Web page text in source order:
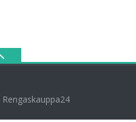
Rengaskauppa24